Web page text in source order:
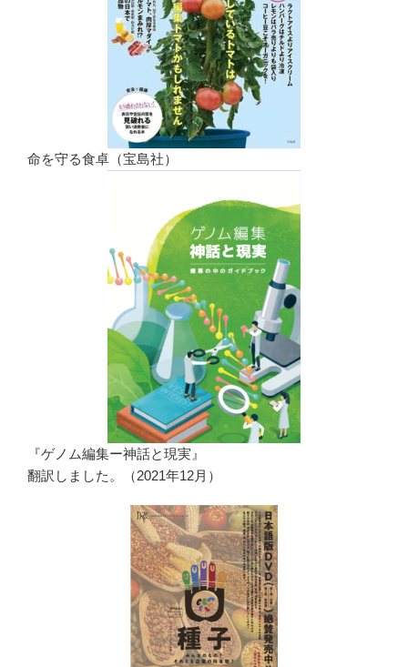
命を守る食卓（宝島社）
『ゲノム編集ー神話と現実』
翻訳しました。（2021年12月）